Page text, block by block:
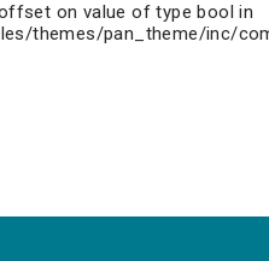
on value of type bool in
themes/pan_theme/inc/